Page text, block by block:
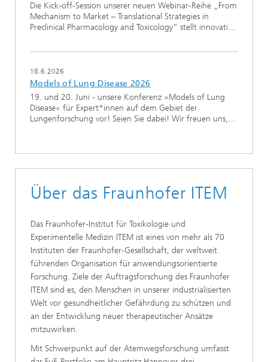
Die Kick-off-Session unserer neuen Webinar-Reihe „From
Mechanism to Market – Translational Strategies in
Preclinical Pharmacology and Toxicology“ stellt innovati…
18.6.2026
Models of Lung Disease 2026
19. und 20. Juni - unsere Konferenz »Models of Lung
Disease« für Expert*innen auf dem Gebiet der
Lungenforschung vor! Seien Sie dabei! Wir freuen uns,…
Über das Fraunhofer ITEM
Das Fraunhofer-Institut für Toxikologie und
Experimentelle Medizin ITEM ist eines von mehr als 70
Instituten der Fraunhofer-Gesellschaft, der weltweit
führenden Organisation für anwendungsorientierte
Forschung. Ziele der Auftragsforschung des Fraunhofer
ITEM sind es, den Menschen in unserer industrialisierten
Welt vor gesundheitlicher Gefährdung zu schützen und
an der Entwicklung neuer therapeutischer Ansätze
mitzuwirken.
Mit Schwerpunkt auf der Atemwegsforschung umfasst